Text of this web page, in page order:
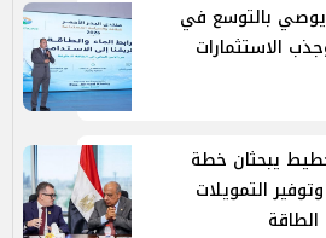
يوصي بالتوسع في
الاستثمارات
يبحثان خطة
التمويلات